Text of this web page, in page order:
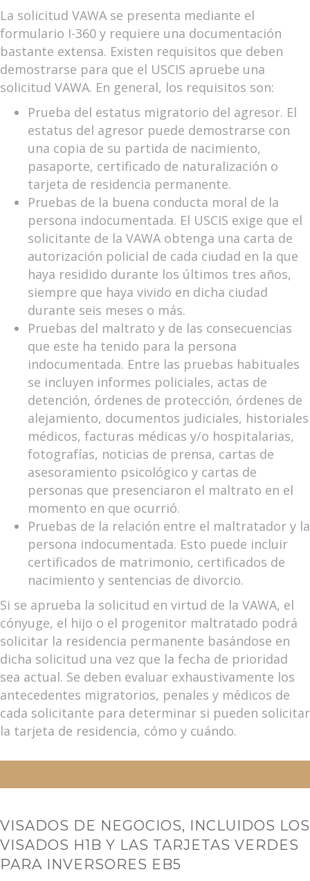
La solicitud VAWA se presenta mediante el
formulario I-360 y requiere una documentación
bastante extensa. Existen requisitos que deben
demostrarse para que el USCIS apruebe una
solicitud VAWA. En general, los requisitos son:
Prueba del estatus migratorio del agresor. El
estatus del agresor puede demostrarse con
una copia de su partida de nacimiento,
pasaporte, certificado de naturalización o
tarjeta de residencia permanente.
Pruebas de la buena conducta moral de la
persona indocumentada. El USCIS exige que el
solicitante de la VAWA obtenga una carta de
autorización policial de cada ciudad en la que
haya residido durante los últimos tres años,
siempre que haya vivido en dicha ciudad
durante seis meses o más.
Pruebas del maltrato y de las consecuencias
que este ha tenido para la persona
indocumentada. Entre las pruebas habituales
se incluyen informes policiales, actas de
detención, órdenes de protección, órdenes de
alejamiento, documentos judiciales, historiales
médicos, facturas médicas y/o hospitalarias,
fotografías, noticias de prensa, cartas de
asesoramiento psicológico y cartas de
personas que presenciaron el maltrato en el
momento en que ocurrió.
Pruebas de la relación entre el maltratador y la
persona indocumentada. Esto puede incluir
certificados de matrimonio, certificados de
nacimiento y sentencias de divorcio.
Si se aprueba la solicitud en virtud de la VAWA, el
cónyuge, el hijo o el progenitor maltratado podrá
solicitar la residencia permanente basándose en
dicha solicitud una vez que la fecha de prioridad
sea actual. Se deben evaluar exhaustivamente los
antecedentes migratorios, penales y médicos de
cada solicitante para determinar si pueden solicitar
la tarjeta de residencia, cómo y cuándo.
VISADOS DE NEGOCIOS, INCLUIDOS LOS
VISADOS H1B Y LAS TARJETAS VERDES
PARA INVERSORES EB5